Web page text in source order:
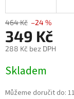
464 Kč –24 %
349 Kč
288 Kč bez DPH
cena:
Skladem
Můžeme doručit do: